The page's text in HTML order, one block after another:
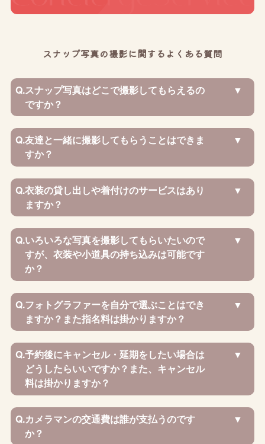
スナップ写真の撮影に関するよくある質問
Q.スナップ写真はどこで撮影してもらえるの
ですか？
Q.友達と一緒に撮影してもらうことはできま
すか？
Q.衣装の貸し出しや着付けのサービスはあり
ますか？
Q.いろいろな写真を撮影してもらいたいので
すが、衣装や小道具の持ち込みは可能です
か？
Q.フォトグラファーを自分で選ぶことはでき
ますか？また指名料は掛かりますか？
Q.予約後にキャンセル・延期をしたい場合は
どうしたらいいですか？また、キャンセル
料は掛かりますか？
Q.カメラマンの交通費は誰が支払うのです
か？